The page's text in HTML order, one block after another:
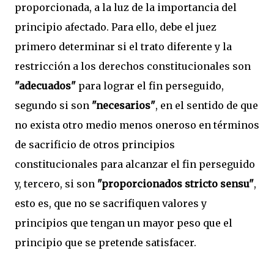
proporcionada, a la luz de la importancia del
principio afectado. Para ello, debe el juez
primero determinar si el trato diferente y la
restricción a los derechos constitucionales son
"adecuados" para lograr el fin perseguido,
segundo si son "necesarios", en el sentido de que
no exista otro medio menos oneroso en términos
de sacrificio de otros principios
constitucionales para alcanzar el fin perseguido
y, tercero, si son "proporcionados stricto sensu",
esto es, que no se sacrifiquen valores y
principios que tengan un mayor peso que el
principio que se pretende satisfacer.